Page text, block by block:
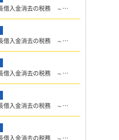
借入金消去の税務 ～…
借入金消去の税務 ～…
借入金消去の税務 ～…
借入金消去の税務 ～…
借入金消去の税務 ～…